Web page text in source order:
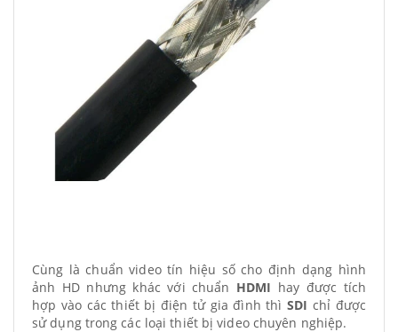
Cùng là chuẩn video tín hiệu số cho định dạng hình
ảnh HD nhưng khác với chuẩn HDMI hay được tích
hợp vào các thiết bị điện tử gia đình thìSDI chỉ được
sử dụng trong các loại thiết bị video chuyên nghiệp.